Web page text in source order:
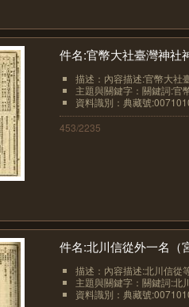
件名:官幣大社臺灣神社
描述：內容描述:官幣大社
主題與關鍵字：關鍵詞:官
資料識別：典藏號
453/2235
件名:北川信從外一名（
描述：內容描述:北川信從
主題與關鍵字：關鍵詞:北
資料識別：典藏號